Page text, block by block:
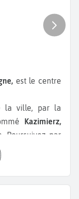
est le centre
la ville, par la
Kazimierz,
Poursuivez par
de Cracovie
de nombreux
d’art. Pendant